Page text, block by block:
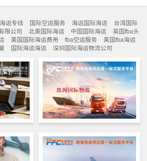
运专线 国际空运服务 海运国际海运
台湾国际
限公司 北美国际海运 中国国际海运
英国fba头
美国国际海运费用 fba空运服务
美国fba海运
国际海运海运 深圳国际海运物流公司